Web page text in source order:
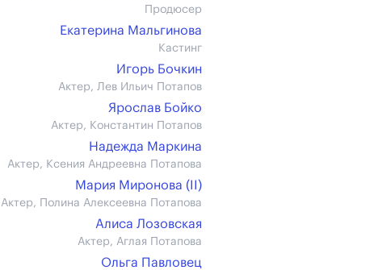
Продюсер
Екатерина Мальгинова
Кастинг
Игорь Бочкин
Актер, Лев Ильич Потапов
Ярослав Бойко
Актер, Константин Потапов
Надежда Маркина
Актер, Ксения Андреевна Потапова
Мария Миронова (II)
Актер, Полина Алексеевна Потапова
Алиса Лозовская
Актер, Аглая Потапова
Ольга Павловец